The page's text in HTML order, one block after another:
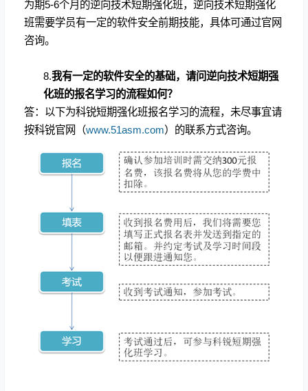
为期5-6个月的逆向技术短期强化班，逆向技术短期强化
班需要学员有一定的软件安全前期技能，具体可通过官网
咨询。
8.我有一定的软件安全的基础，请问逆向技术短期强
化班的报名学习的流程如何？
答：以下为科锐短期强化班报名学习的流程，未尽事宜请
按科锐官网（www.51asm.com）的联系方式咨询。